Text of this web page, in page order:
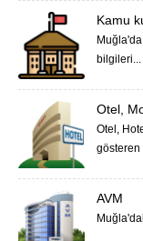
Kamu
bilgileri...
Otel,
Otel,
gösteren
AVM